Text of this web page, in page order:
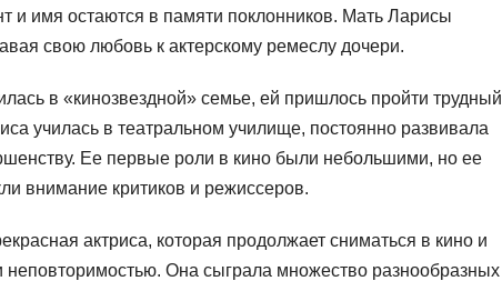
и имя остаются в памяти поклонников. Мать Ларисы
свою любовь к актерскому ремеслу дочери.
в «кинозвездной» семье, ей пришлось пройти трудный
училась в театральном училище, постоянно развивала
Ее первые роли в кино были небольшими, но ее
внимание критиков и режиссеров.
актриса, которая продолжает сниматься в кино и
неповторимостью. Она сыграла множество разнообразных